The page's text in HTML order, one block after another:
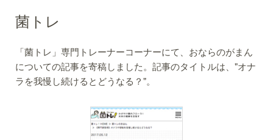
菌トレ
「菌トレ」専門トレーナーコーナーにて、おならのがまん
についての記事を寄稿しました。記事のタイトルは、"オナ
ラを我慢し続けるとどうなる？"。